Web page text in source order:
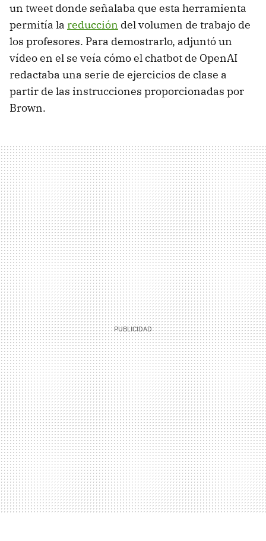
un tweet donde señalaba que esta herramienta
permitía la reducción del volumen de trabajo de
los profesores. Para demostrarlo, adjuntó un
vídeo en el se veía cómo el chatbot de OpenAI
redactaba una serie de ejercicios de clase a
partir de las instrucciones proporcionadas por
Brown.